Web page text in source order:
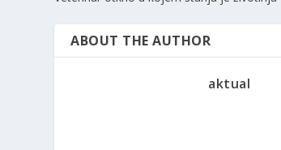
ABOUT THE AUTHOR
aktual